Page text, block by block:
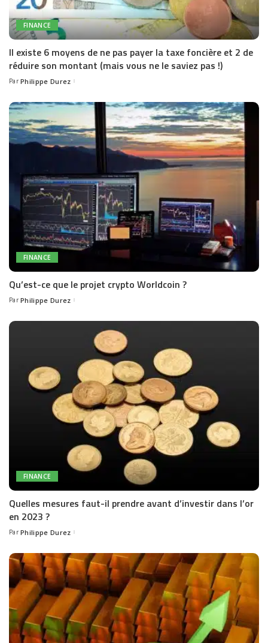
FINANCE
Il existe 6 moyens de ne pas payer la taxe foncière et 2 de
réduire son montant (mais vous ne le saviez pas !)
Posted
Par Philippe Durez
FINANCE
Qu’est-ce que le projet crypto Worldcoin ?
Posted
Par Philippe Durez
FINANCE
Quelles mesures faut-il prendre avant d’investir dans l’or
en 2023 ?
Posted
Par Philippe Durez